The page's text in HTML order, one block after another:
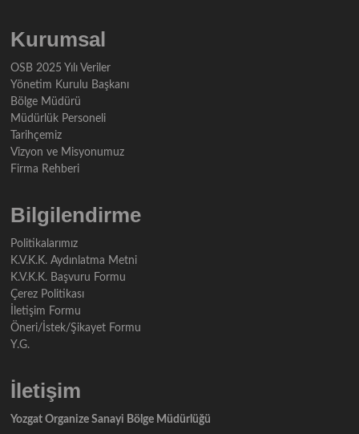
Kurumsal
OSB 2025 Yılı Veriler
Yönetim Kurulu Başkanı
Bölge Müdürü
Müdürlük Personeli
Tarihçemiz
Vizyon ve Misyonumuz
Firma Rehberi
Bilgilendirme
Politikalarımız
K.V.K.K. Aydınlatma Metni
K.V.K.K. Başvuru Formu
Çerez Politikası
İletişim Formu
Öneri/İstek/Şikayet Formu
Y.G.
İletişim
Yozgat Organize Sanayi Bölge Müdürlüğü